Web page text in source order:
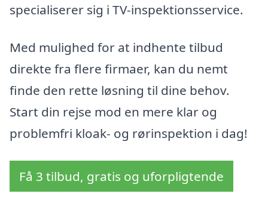
specialiserer sig i TV-inspektionsservice.
Med mulighed for at indhente tilbud
direkte fra flere firmaer, kan du nemt
finde den rette løsning til dine behov.
Start din rejse mod en mere klar og
problemfri kloak- og rørinspektion i dag!
Få 3 tilbud, gratis og uforpligtende